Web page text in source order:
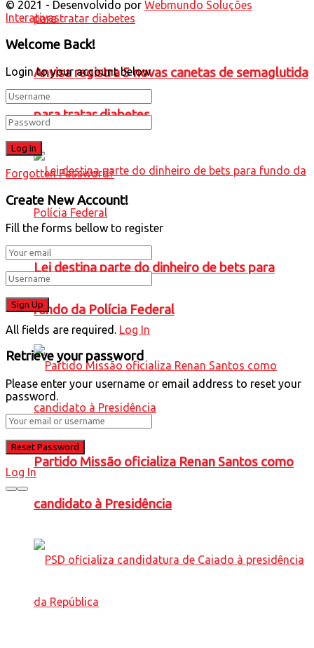
Anvisa registra 5 novas canetas de semaglutida
para tratar diabetes
Lei destina parte do dinheiro de bets para
fundo da Polícia Federal
Partido Missão oficializa Renan Santos como
candidato à Presidência
© 2021 - Desenvolvido por Webmundo Soluções
Interativas
Welcome Back!
Login to your account below
Forgotten Password?
Create New Account!
Fill the forms bellow to register
All fields are required. Log In
Retrieve your password
Please enter your username or email address to reset your
password.
Log In